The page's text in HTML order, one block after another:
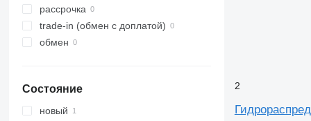
рассрочка
trade-in (обмен с доплатой)
обмен
Состояние
новый
2